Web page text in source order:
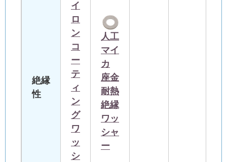
絶縁
性
イ
ロ
ン
コ
ー
テ
ィ
ン
グ
ワ
ッ
シ
人工
マイ
カ
座金
耐熱
絶縁
ワッ
シャ
ー